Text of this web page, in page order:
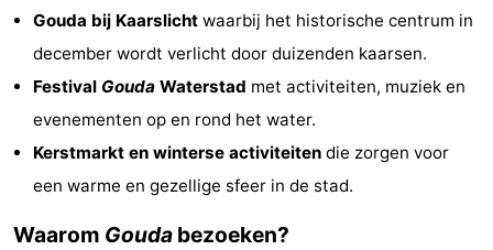
Gouda bij Kaarslicht waarbij het historische centrum in
december wordt verlicht door duizenden kaarsen.
Festival Gouda Waterstad met activiteiten, muziek en
evenementen op en rond het water.
Kerstmarkt en winterse activiteiten die zorgen voor
een warme en gezellige sfeer in de stad.
Waarom Gouda bezoeken?